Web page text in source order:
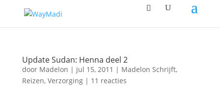
Update Sudan: Henna deel 2
door Madelon | jul 15, 2011 | Madelon Schrijft,
Reizen, Verzorging| 11 reacties